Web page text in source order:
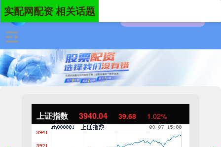
上证指数 3940.04 39.68 1.02%
实配网配资 相关话题